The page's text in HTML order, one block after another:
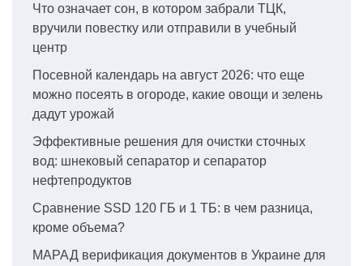
Что означает сон, в котором забрали ТЦК,
вручили повестку или отправили в учебный
центр
Посевной календарь на август 2026: что еще
можно посеять в огороде, какие овощи и зелень
дадут урожай
Эффективные решения для очистки сточных
вод: шнековый сепаратор и сепаратор
нефтепродуктов
Сравнение SSD 120 ГБ и 1 ТБ: в чем разница,
кроме объема?
МАРАД верификация документов в Украине для